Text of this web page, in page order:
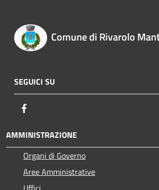
Comune di Rivarolo
SEGUICI SU
AMMINISTRAZIONE
Organi di Governo
Aree Amministrative